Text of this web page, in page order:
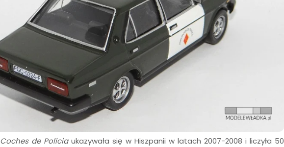
Coches de Policiaukazywała się w Hiszpanii w latach 2007-2008 i liczyła 50